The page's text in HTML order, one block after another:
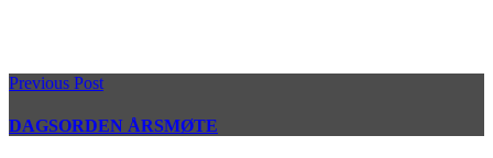
Previous Post
DAGSORDEN ÅRSMØTE